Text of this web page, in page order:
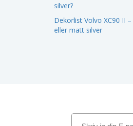
silver?
Dekorlist Volvo XC90 II
eller matt silver